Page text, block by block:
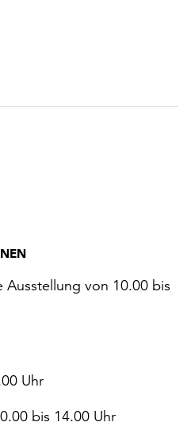
von 10.00 bis
Uhr
bis 14.00 Uhr